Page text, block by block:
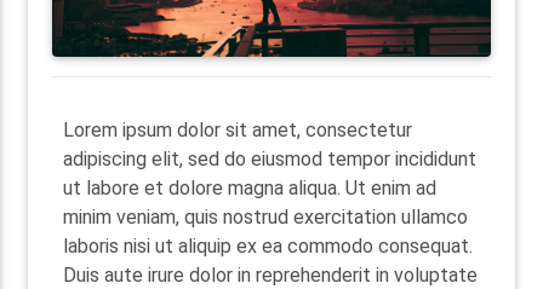
Lorem ipsum dolor sit amet, consectetur
adipiscing elit, sed do eiusmod tempor incididunt
ut labore et dolore magna aliqua. Ut enim ad
minim veniam, quis nostrud exercitation ullamco
laboris nisi ut aliquip ex ea commodo consequat.
Duis aute irure dolor in reprehenderit in voluptate